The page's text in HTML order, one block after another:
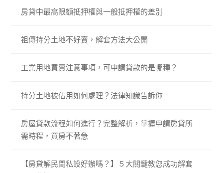
房貸中最高限額抵押權與一般抵押權的差別
祖傳持分土地不好賣，解套方法大公開
工業用地買賣注意事項，可申請貸款的是哪種？
持分土地被佔用如何處理？法律知識告訴你
房屋貸款流程如何進行？完整解析，掌握申請房貸所
需時程，買房不著急
【房貸解民間私設好辦嗎？】５大關鍵教您成功解套